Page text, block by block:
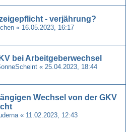
- verjährung?
« 16.05.2023, 16:17
bei Arbeitgeberwechsel
« 25.04.2023, 18:44
Wechsel von der GKV
« 11.02.2023, 12:43